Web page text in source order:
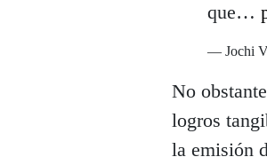
que…
— Jochi
No
logros
la emisión